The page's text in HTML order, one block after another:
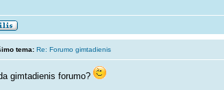
tema: Re: Forumo gimtadienis
gimtadienis forumo?